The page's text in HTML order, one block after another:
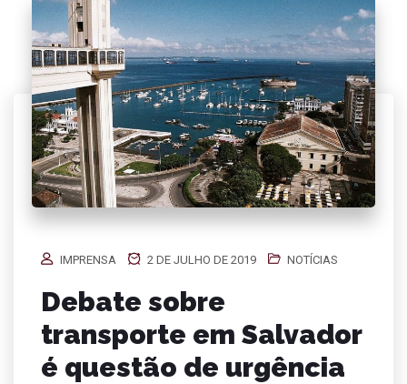
IMPRENSA 2 DE JULHO DE 2019 NOTÍCIAS
Debate sobre
transporte em Salvador
é questão de urgência